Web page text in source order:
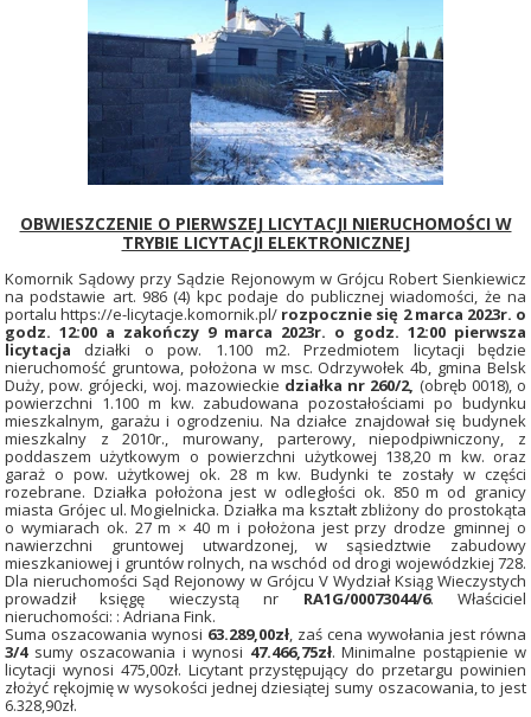
OBWIESZCZENIE O PIERWSZEJ LICYTACJI NIERUCHOMOŚCI W
TRYBIE LICYTACJI ELEKTRONICZNEJ
Komornik Sądowy przy Sądzie Rejonowym w Grójcu Robert Sienkiewicz
na podstawie art. 986 (4) kpc podaje do publicznej wiadomości, że na
portalu https://e-licytacje.komornik.pl/ rozpocznie się 2 marca 2023r. o
godz. 12:00 a zakończy 9 marca 2023r. o godz. 12:00 pierwsza
licytacja działki o pow. 1.100 m2. Przedmiotem licytacji będzie
nieruchomość gruntowa, położona w msc. Odrzywołek 4b, gmina Belsk
Duży, pow. grójecki, woj. mazowieckie działka nr 260/2, (obręb 0018), o
powierzchni 1.100 m kw. zabudowana pozostałościami po budynku
mieszkalnym, garażu i ogrodzeniu. Na działce znajdował się budynek
mieszkalny z 2010r., murowany, parterowy, niepodpiwniczony, z
poddaszem użytkowym o powierzchni użytkowej 138,20 m kw. oraz
garaż o pow. użytkowej ok. 28 m kw. Budynki te zostały w części
rozebrane. Działka położona jest w odległości ok. 850 m od granicy
miasta Grójec ul. Mogielnicka. Działka ma kształt zbliżony do prostokąta
o wymiarach ok. 27 m × 40 m i położona jest przy drodze gminnej o
nawierzchni gruntowej utwardzonej, w sąsiedztwie zabudowy
mieszkaniowej i gruntów rolnych, na wschód od drogi wojewódzkiej 728.
Dla nieruchomości Sąd Rejonowy w Grójcu V Wydział Ksiąg Wieczystych
prowadził księgę wieczystą nr RA1G/00073044/6. Właściciel
nieruchomości: : Adriana Fink.
Suma oszacowania wynosi 63.289,00zł, zaś cena wywołania jest równa
3/4sumy oszacowania i wynosi 47.466,75zł. Minimalne postąpienie w
licytacji wynosi 475,00zł. Licytant przystępujący do przetargu powinien
złożyć rękojmię w wysokości jednej dziesiątej sumy oszacowania, to jest
6.328,90zł.